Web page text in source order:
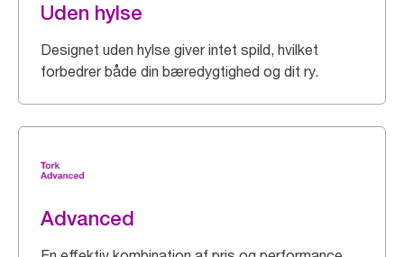
Uden hylse
Designet uden hylse giver intet spild, hvilket
forbedrer både din bæredygtighed og dit ry.
Advanced